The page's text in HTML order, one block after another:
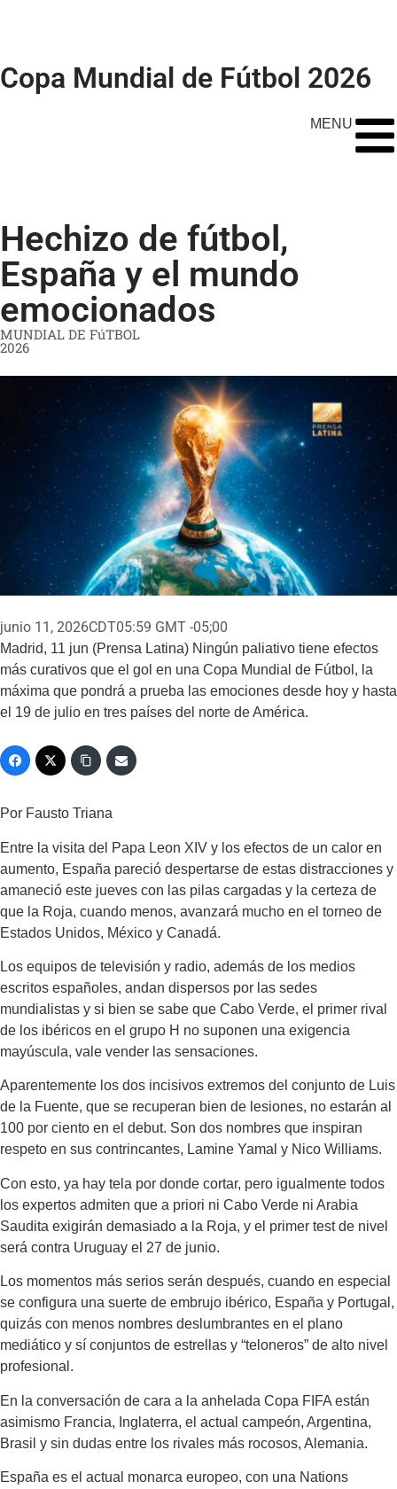
Copa Mundial de Fútbol 2026
MENU
Hechizo de fútbol,
España y el mundo
emocionados
MUNDIAL DE FúTBOL
2026
junio 11, 2026CDT05:59 GMT -05;00
Madrid, 11 jun (Prensa Latina) Ningún paliativo tiene efectos
más curativos que el gol en una Copa Mundial de Fútbol, la
máxima que pondrá a prueba las emociones desde hoy y hasta
el 19 de julio en tres países del norte de América.
Por Fausto Triana
Entre la visita del Papa Leon XIV y los efectos de un calor en
aumento, España pareció despertarse de estas distracciones y
amaneció este jueves con las pilas cargadas y la certeza de
que la Roja, cuando menos, avanzará mucho en el torneo de
Estados Unidos, México y Canadá.
Los equipos de televisión y radio, además de los medios
escritos españoles, andan dispersos por las sedes
mundialistas y si bien se sabe que Cabo Verde, el primer rival
de los ibéricos en el grupo H no suponen una exigencia
mayúscula, vale vender las sensaciones.
Aparentemente los dos incisivos extremos del conjunto de Luis
de la Fuente, que se recuperan bien de lesiones, no estarán al
100 por ciento en el debut. Son dos nombres que inspiran
respeto en sus contrincantes, Lamine Yamal y Nico Williams.
Con esto, ya hay tela por donde cortar, pero igualmente todos
los expertos admiten que a priori ni Cabo Verde ni Arabia
Saudita exigirán demasiado a la Roja, y el primer test de nivel
será contra Uruguay el 27 de junio.
Los momentos más serios serán después, cuando en especial
se configura una suerte de embrujo ibérico, España y Portugal,
quizás con menos nombres deslumbrantes en el plano
mediático y sí conjuntos de estrellas y “teloneros” de alto nivel
profesional.
En la conversación de cara a la anhelada Copa FIFA están
asimismo Francia, Inglaterra, el actual campeón, Argentina,
Brasil y sin dudas entre los rivales más rocosos, Alemania.
España es el actual monarca europeo, con una Nations